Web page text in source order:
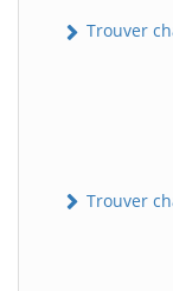
Trouver
Trouver